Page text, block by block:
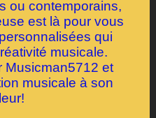
ou contemporains,
est là pour vous
qui
musicale.
Musicman5712 et
musicale à son